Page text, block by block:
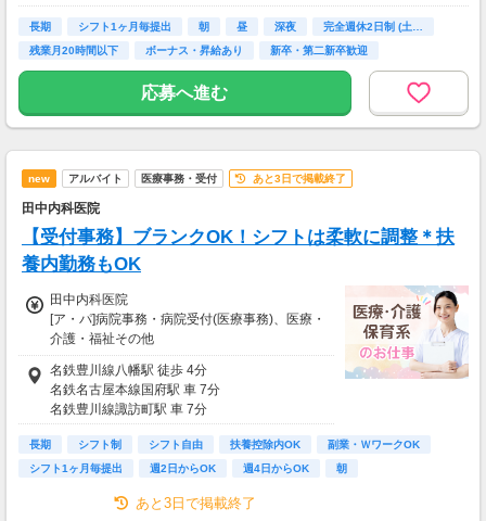
長期 シフト1ヶ月毎提出 朝 昼 深夜
完全週休2日制 (土…
残業月20時間以下
ボーナス・昇給あり 新卒・第二新卒歓迎
応募へ進む
new アルバイト 医療事務・受付 あと3日で掲載終了
田中内科医院
【受付事務】ブランクOK！シフトは柔軟に調整＊扶
養内勤務もOK
田中内科医院
[ア・パ]病院事務・病院受付(医療事務)、医療・
介護・福祉その他
[ア・パ]時給1,300円～
【試用期間】
■試用期間の有無：なし
■昇給あり
【交通費】
当社規定あり
名鉄豊川線八幡駅 徒歩 4分
名鉄名古屋本線国府駅 車 7分
名鉄豊川線諏訪町駅 車 7分
長期 シフト制 シフト自由 扶養控除内OK
副業・ＷワークOK
シフト1ヶ月毎提出
週2日からOK 週4日からOK 朝
あと3日で掲載終了